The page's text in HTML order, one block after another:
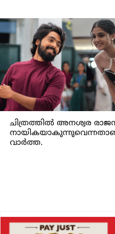
ചിത്രത്തില്‍ അനശ്വര
വാര്‍ത്ത.